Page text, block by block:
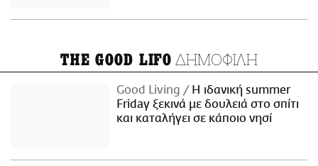
THE GOOD LIFO ΔΗΜΟΦΙΛΗ
Good Living
Η ιδανική summer
Friday ξεκινά με δουλειά στο σπίτι
και καταλήγει σε κάποιο νησί